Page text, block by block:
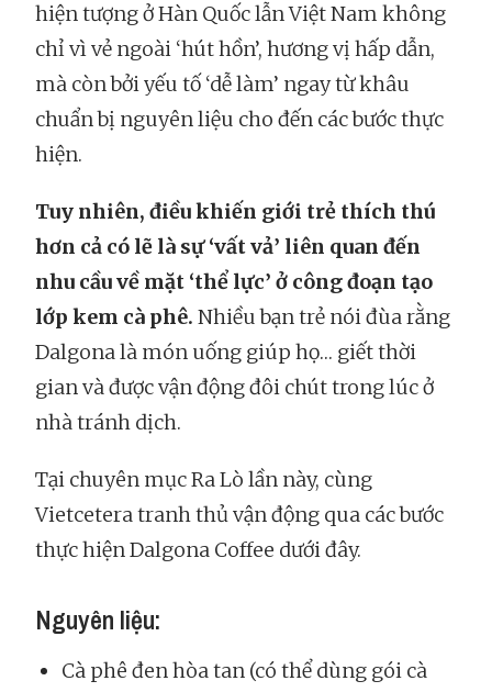
hiện tượng ở Hàn Quốc lẫn Việt Nam không
chỉ vì vẻ ngoài ‘hút hồn’, hương vị hấp dẫn,
mà còn bởi yếu tố ‘dễ làm’ ngay từ khâu
chuẩn bị nguyên liệu cho đến các bước thực
hiện.
Tuy nhiên, điều khiến giới trẻ thích thú
hơn cả có lẽ là sự ‘vất vả’ liên quan đến
nhu cầu về mặt ‘thể lực’ ở công đoạn tạo
lớp kem cà phê. Nhiều bạn trẻ nói đùa rằng
Dalgona là món uống giúp họ… giết thời
gian và được vận động đôi chút trong lúc ở
nhà tránh dịch.
Tại chuyên mục Ra Lò lần này, cùng
Vietcetera tranh thủ vận động qua các bước
thực hiện Dalgona Coffee dưới đây.
Nguyên liệu:
Cà phê đen hòa tan (có thể dùng gói cà